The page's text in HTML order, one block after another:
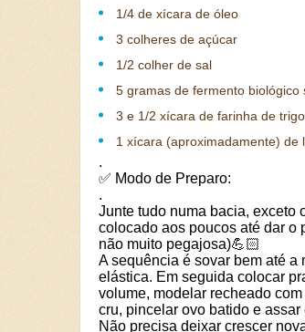
1/4 de xícara de óleo
3 colheres de açúcar
1/2 colher de sal
5 gramas de fermento biológico
3 e 1/2 xícara de farinha de trigo
1 xícara (aproximadamente) de
.
✅ Modo de Preparo:
.
Junte tudo numa bacia, exceto
colocado aos poucos até dar o
não muito pegajosa)💪🏻
A sequência é sovar bem até a
elástica. Em seguida colocar
volume, modelar recheado
cru, pincelar ovo batido e assar
Não precisa deixar crescer